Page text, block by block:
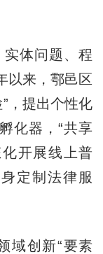
体问题、程
以来，鄠邑区
，提出个性化
化器，“共享
开展线上普
定制法律服
创新“要素